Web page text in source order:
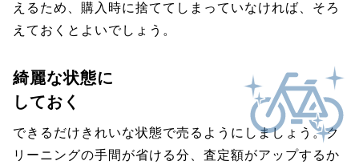
えるため、購入時に捨ててしまっていなければ、そろ
えておくとよいでしょう。
綺麗な状態に
しておく
できるだけきれいな状態で売るようにしましょう。ク
リーニングの手間が省ける分、査定額がアップするか